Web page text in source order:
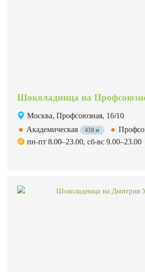
Шоколадница на
Москва, Профсоюзная, 16/10
Академическая
438 м
пн-пт 8.00–23.00, сб-вс 9.00–23.00